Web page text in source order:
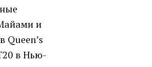
и
в Нью-